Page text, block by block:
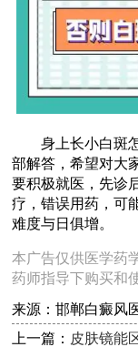
身上长小白斑怎
部解答，希望对大
要积极就医，先诊
疗，错误用药，可
难度与日俱增。
本广告仅供医学药
药师指导下购买和
来源：邯郸白癜风
上一篇： 皮肤镜能